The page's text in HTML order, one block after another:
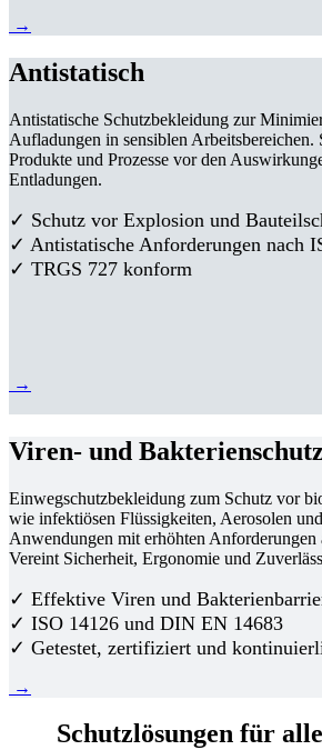
→
Antistatisch
Antistatische Schutzbekleidung zur
Aufladungen in sensiblen Arbeitsbereichen.
Produkte und Prozesse vor den
Entladungen.
✓ Schutz vor Explosion und
✓ Antistatische Anforderungen nach
✓ TRGS 727 konform
→
Viren- und Bakterienschutz
Einwegschutzbekleidung zum Schutz vor
wie infektiösen Flüssigkeiten, Aerosolen
Anwendungen mit erhöhten Anforderungen
Vereint Sicherheit, Ergonomie und
✓ Effektive Viren und
✓ ISO 14126 und DIN EN 14683
✓ Getestet, zertifiziert und
→
Schutzlösungen für